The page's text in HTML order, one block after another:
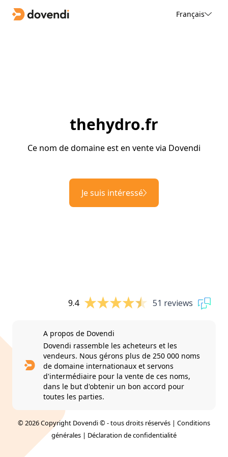
Français
thehydro.fr
Ce nom de domaine est en vente via Dovendi
Je suis intéressé
9.4 51 reviews
A propos de Dovendi
Dovendi rassemble les acheteurs et les
vendeurs. Nous gérons plus de 250 000 noms
de domaine internationaux et servons
d'intermédiaire pour la vente de ces noms,
dans le but d'obtenir un bon accord pour
toutes les parties.
© 2026 Copyright Dovendi © - tous droits réservés | Conditions
générales | Déclaration de confidentialité